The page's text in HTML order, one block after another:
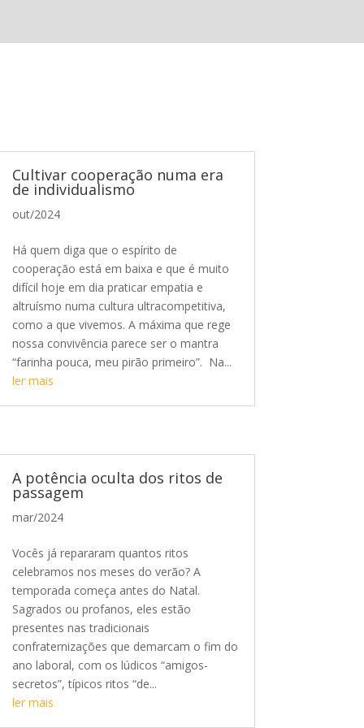
Cultivar cooperação numa era
de individualismo
out/2024
Há quem diga que o espírito de
cooperação está em baixa e que é muito
difícil hoje em dia praticar empatia e
altruísmo numa cultura ultracompetitiva,
como a que vivemos. A máxima que rege
nossa convivência parece ser o mantra
“farinha pouca, meu pirão primeiro”. Na...
ler mais
A potência oculta dos ritos de
passagem
mar/2024
Vocês já repararam quantos ritos
celebramos nos meses do verão? A
temporada começa antes do Natal.
Sagrados ou profanos, eles estão
presentes nas tradicionais
confraternizações que demarcam o fim do
ano laboral, com os lúdicos “amigos-
secretos”, típicos ritos “de...
ler mais